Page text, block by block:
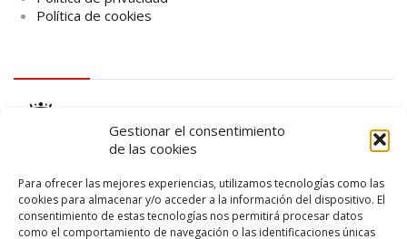
Gestionar el consentimiento
de las cookies
Para ofrecer las mejores experiencias, utilizamos tecnologías como las
cookies para almacenar y/o acceder a la información del dispositivo. El
consentimiento de estas tecnologías nos permitirá procesar datos
como el comportamiento de navegación o las identificaciones únicas
Política de cookies
logo SID